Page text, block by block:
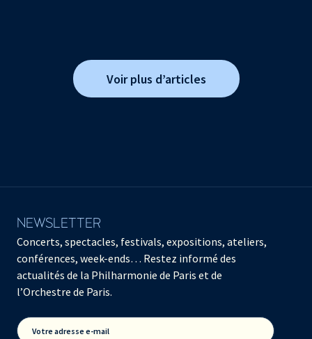
Voir plus d’articles
NEWSLETTER
Concerts, spectacles, festivals, expositions, ateliers,
conférences, week-ends… Restez informé des
actualités de la Philharmonie de Paris et de
l’Orchestre de Paris.
Votre adresse e-mail